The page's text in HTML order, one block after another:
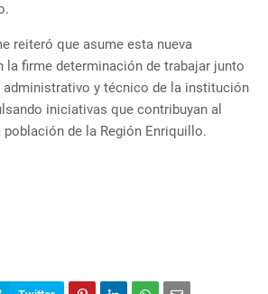
reiteró que asume esta nueva
la firme determinación de trabajar junto
administrativo y técnico de la institución
iniciativas que contribuyan al
población de la Región Enriquillo.